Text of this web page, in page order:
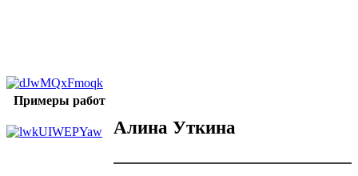
Алина Уткина
Примеры работ